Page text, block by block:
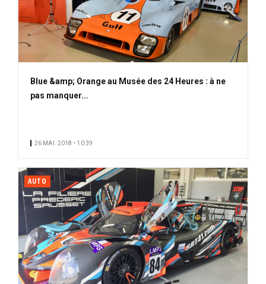
Blue &amp; Orange au Musée des 24 Heures : à ne
pas manquer...
26 MAI. 2018 • 10:39
AUTO